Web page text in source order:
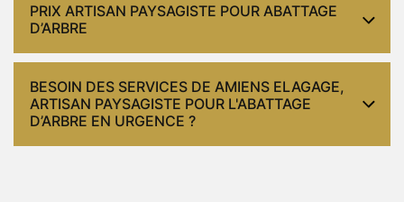
PRIX ARTISAN PAYSAGISTE POUR ABATTAGE
D’ARBRE
BESOIN DES SERVICES DE AMIENS ELAGAGE,
ARTISAN PAYSAGISTE POUR L'ABATTAGE
D’ARBRE EN URGENCE ?